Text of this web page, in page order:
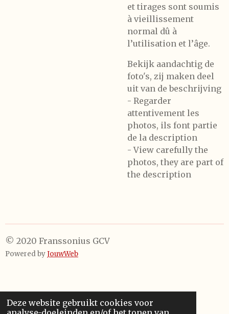
Deze website gebruikt cookies voor
et tirages sont soumis
à vieillissement
normal dû à
l’utilisation et l’âge.
Bekijk aandachtig de
foto's, zij maken deel
uit van de beschrijving
- Regarder
attentivement les
photos, ils font partie
de la description
- View carefully the
photos, they are part of
the description
© 2020 Franssonius GCV
Powered byJouwWeb